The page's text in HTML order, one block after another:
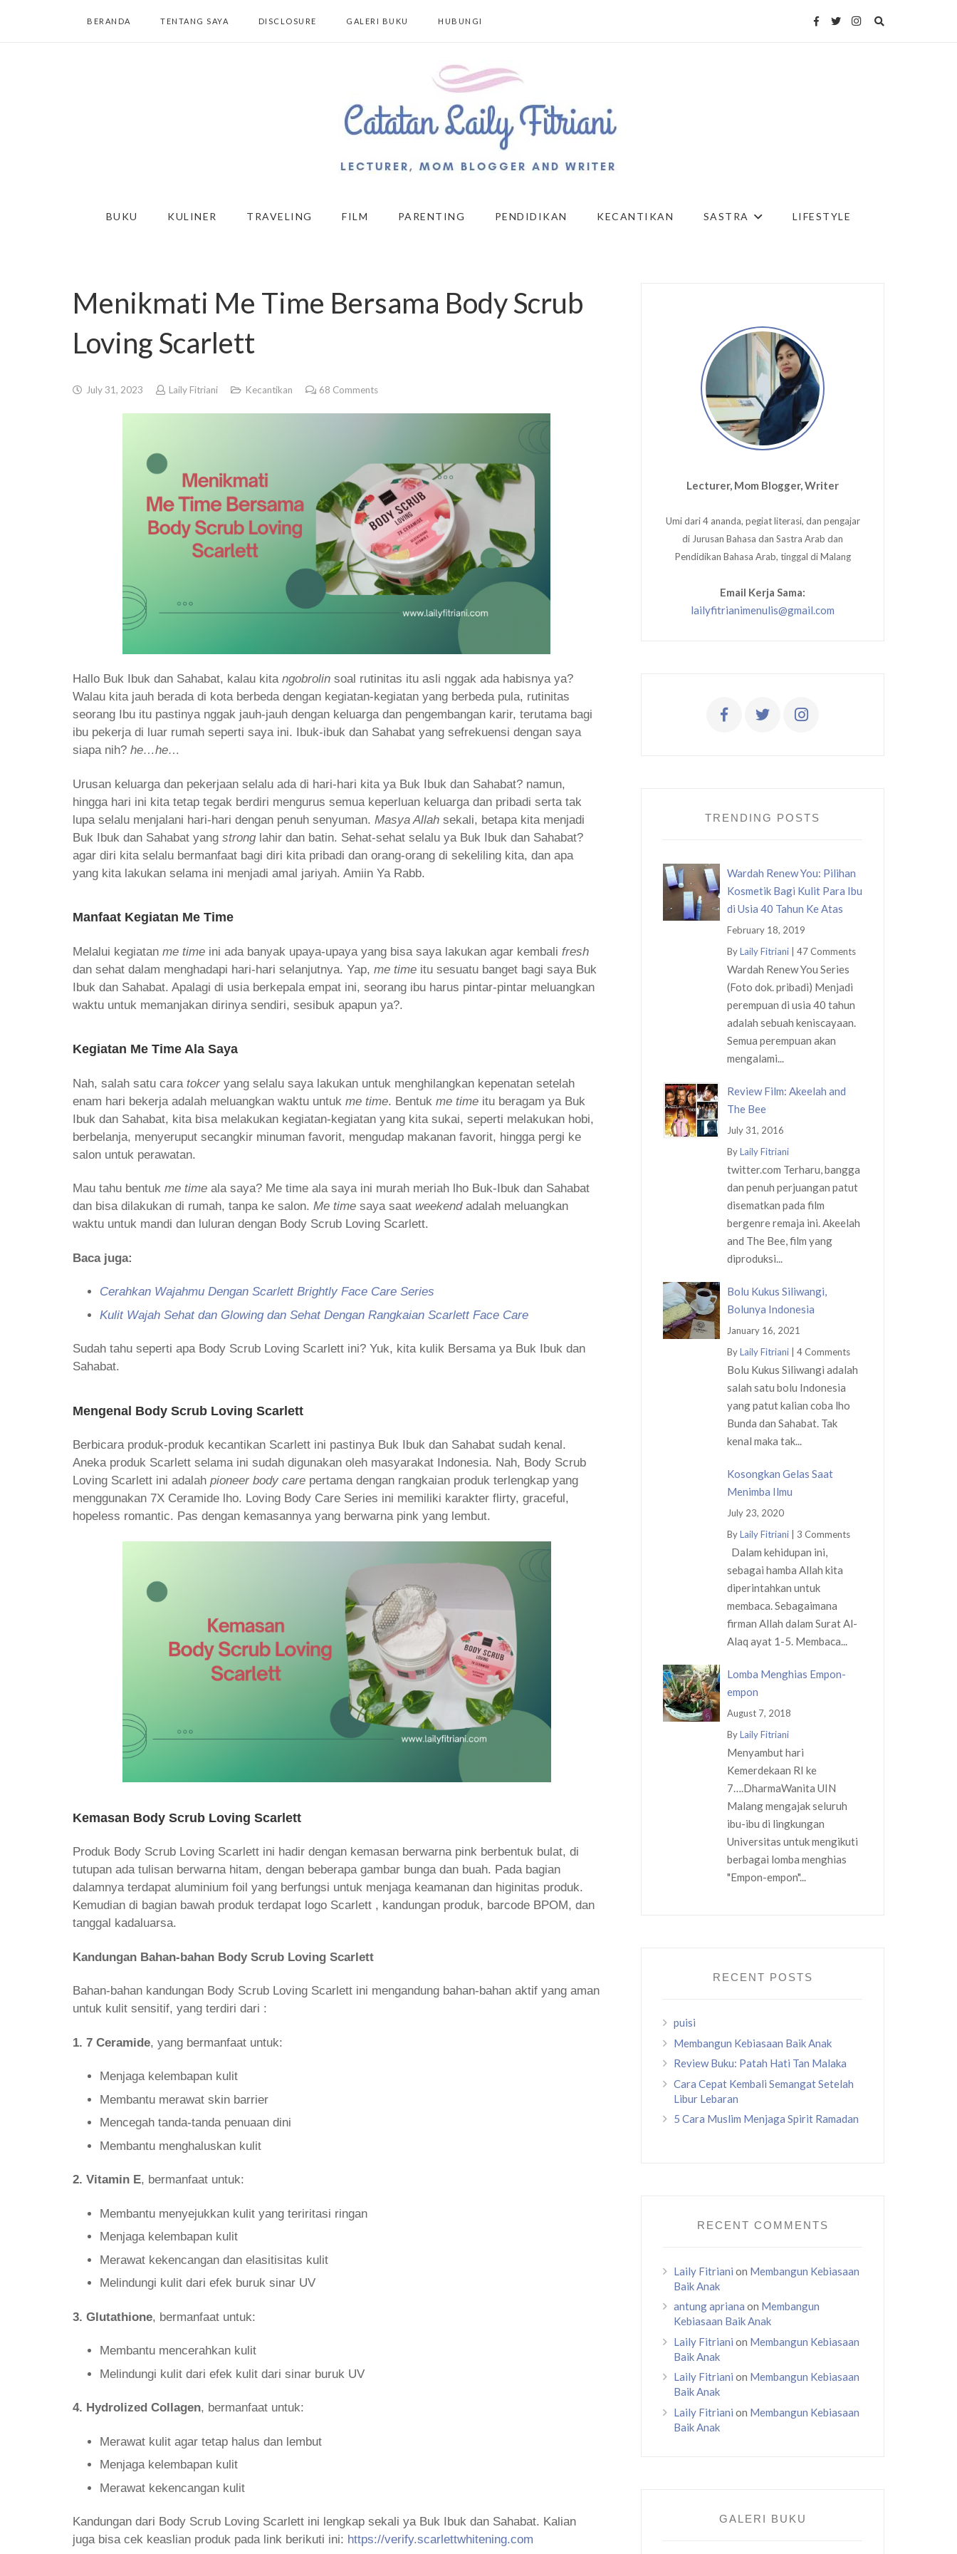
BERANDA TENTANG SAYA DISCLOSURE GALERI BUKU HUBUNGI
BUKU KULINER TRAVELING FILM PARENTING PENDIDIKAN KECANTIKAN SASTRA LIFESTYLE
Menikmati Me Time Bersama Body Scrub
Loving Scarlett
July 31, 2023 Laily Fitriani Kecantikan 68 Comments
Hallo Buk Ibuk dan Sahabat, kalau kita ngobrolin soal rutinitas itu asli nggak ada habisnya ya?
Walau kita jauh berada di kota berbeda dengan kegiatan-kegiatan yang berbeda pula, rutinitas
seorang Ibu itu pastinya nggak jauh-jauh dengan keluarga dan pengembangan karir, terutama bagi
ibu pekerja di luar rumah seperti saya ini. Ibuk-ibuk dan Sahabat yang sefrekuensi dengan saya
siapa nih? he…he…
Urusan keluarga dan pekerjaan selalu ada di hari-hari kita ya Buk Ibuk dan Sahabat? namun,
hingga hari ini kita tetap tegak berdiri mengurus semua keperluan keluarga dan pribadi serta tak
lupa selalu menjalani hari-hari dengan penuh senyuman. Masya Allah sekali, betapa kita menjadi
Buk Ibuk dan Sahabat yang stronglahir dan batin. Sehat-sehat selalu ya Buk Ibuk dan Sahabat?
agar diri kita selalu bermanfaat bagi diri kita pribadi dan orang-orang di sekeliling kita, dan apa
yang kita lakukan selama ini menjadi amal jariyah. Amiin Ya Rabb.
Manfaat Kegiatan Me Time
Melalui kegiatan me time ini ada banyak upaya-upaya yang bisa saya lakukan agar kembali fresh
dan sehat dalam menghadapi hari-hari selanjutnya. Yap, me time itu sesuatu banget bagi saya Buk
Ibuk dan Sahabat. Apalagi di usia berkepala empat ini, seorang ibu harus pintar-pintar meluangkan
waktu untuk memanjakan dirinya sendiri, sesibuk apapun ya?.
Kegiatan Me Time Ala Saya
Nah, salah satu cara tokcer yang selalu saya lakukan untuk menghilangkan kepenatan setelah
enam hari bekerja adalah meluangkan waktu untuk me time. Bentuk me time itu beragam ya Buk
Ibuk dan Sahabat, kita bisa melakukan kegiatan-kegiatan yang kita sukai, seperti melakukan hobi,
berbelanja, menyeruput secangkir minuman favorit, mengudap makanan favorit, hingga pergi ke
salon untuk perawatan.
Mau tahu bentuk me time ala saya? Me time ala saya ini murah meriah lho Buk-Ibuk dan Sahabat
dan bisa dilakukan di rumah, tanpa ke salon. Me time saya saat weekendadalah meluangkan
waktu untuk mandi dan luluran dengan Body Scrub Loving Scarlett.
Baca juga:
Cerahkan Wajahmu Dengan Scarlett Brightly Face Care Series
Kulit Wajah Sehat dan Glowing dan Sehat Dengan Rangkaian Scarlett Face Care
Sudah tahu seperti apa Body Scrub Loving Scarlett ini? Yuk, kita kulik Bersama ya Buk Ibuk dan
Sahabat.
Mengenal Body Scrub Loving Scarlett
Berbicara produk-produk kecantikan Scarlett ini pastinya Buk Ibuk dan Sahabat sudah kenal.
Aneka produk Scarlett selama ini sudah digunakan oleh masyarakat Indonesia. Nah, Body Scrub
Loving Scarlett ini adalah pioneer body care pertama dengan rangkaian produk terlengkap yang
menggunakan 7X Ceramide lho. Loving Body Care Series ini memiliki karakter flirty, graceful,
hopeless romantic. Pas dengan kemasannya yang berwarna pink yang lembut.
Kemasan Body Scrub Loving Scarlett
Produk Body Scrub Loving Scarlett ini hadir dengan kemasan berwarna pink berbentuk bulat, di
tutupan ada tulisan berwarna hitam, dengan beberapa gambar bunga dan buah. Pada bagian
dalamnya terdapat aluminium foil yang berfungsi untuk menjaga keamanan dan higinitas produk.
Kemudian di bagian bawah produk terdapat logo Scarlett , kandungan produk, barcode BPOM, dan
tanggal kadaluarsa.
Kandungan Bahan-bahan Body Scrub Loving Scarlett
Bahan-bahan kandungan Body Scrub Loving Scarlett ini mengandung bahan-bahan aktif yang aman
untuk kulit sensitif, yang terdiri dari :
1. 7 Ceramide, yang bermanfaat untuk:
Menjaga kelembapan kulit
Membantu merawat skin barrier
Mencegah tanda-tanda penuaan dini
Membantu menghaluskan kulit
2. Vitamin E, bermanfaat untuk:
Membantu menyejukkan kulit yang teriritasi ringan
Menjaga kelembapan kulit
Merawat kekencangan dan elasitisitas kulit
Melindungi kulit dari efek buruk sinar UV
3. Glutathione, bermanfaat untuk:
Membantu mencerahkan kulit
Melindungi kulit dari efek kulit dari sinar buruk UV
4. Hydrolized Collagen, bermanfaat untuk:
Merawat kulit agar tetap halus dan lembut
Menjaga kelembapan kulit
Merawat kekencangan kulit
Kandungan dari Body Scrub Loving Scarlett ini lengkap sekali ya Buk Ibuk dan Sahabat. Kalian
juga bisa cek keaslian produk pada link berikuti ini: https://verify.scarlettwhitening.com
Lecturer, Mom Blogger, Writer
Umi dari 4 ananda, pegiat literasi, dan pengajar
di Jurusan Bahasa dan Sastra Arab dan
Pendidikan Bahasa Arab, tinggal di Malang
Email Kerja Sama:
lailyfitrianimenulis@gmail.com
TRENDING POSTS
Wardah Renew You: Pilihan
Kosmetik Bagi Kulit Para Ibu
di Usia 40 Tahun Ke Atas
February 18, 2019
ByLaily Fitriani | 47 Comments
Wardah Renew You Series
(Foto dok. pribadi) Menjadi
perempuan di usia 40 tahun
adalah sebuah keniscayaan.
Semua perempuan akan
mengalami...
Review Film: Akeelah and
The Bee
July 31, 2016
ByLaily Fitriani
twitter.com Terharu, bangga
dan penuh perjuangan patut
disematkan pada film
bergenre remaja ini. Akeelah
and The Bee, film yang
diproduksi...
Bolu Kukus Siliwangi,
Bolunya Indonesia
January 16, 2021
ByLaily Fitriani | 4 Comments
Bolu Kukus Siliwangi adalah
salah satu bolu Indonesia
yang patut kalian coba lho
Bunda dan Sahabat. Tak
kenal maka tak...
Kosongkan Gelas Saat
Menimba Ilmu
July 23, 2020
ByLaily Fitriani | 3 Comments
Dalam kehidupan ini,
sebagai hamba Allah kita
diperintahkan untuk
membaca. Sebagaimana
firman Allah dalam Surat Al-
Alaq ayat 1-5. Membaca...
Lomba Menghias Empon-
empon
August 7, 2018
ByLaily Fitriani
Menyambut hari
Kemerdekaan RI ke
7….DharmaWanita UIN
Malang mengajak seluruh
ibu-ibu di lingkungan
Universitas untuk mengikuti
berbagai lomba menghias
"Empon-empon"...
RECENT POSTS
puisi
Membangun Kebiasaan Baik Anak
Review Buku: Patah Hati Tan Malaka
Cara Cepat Kembali Semangat Setelah
Libur Lebaran
5 Cara Muslim Menjaga Spirit Ramadan
RECENT COMMENTS
Laily Fitriani on Membangun Kebiasaan
Baik Anak
antung apriana on Membangun
Kebiasaan Baik Anak
Laily Fitriani on Membangun Kebiasaan
Baik Anak
Laily Fitriani on Membangun Kebiasaan
Baik Anak
Laily Fitriani on Membangun Kebiasaan
Baik Anak
GALERI BUKU